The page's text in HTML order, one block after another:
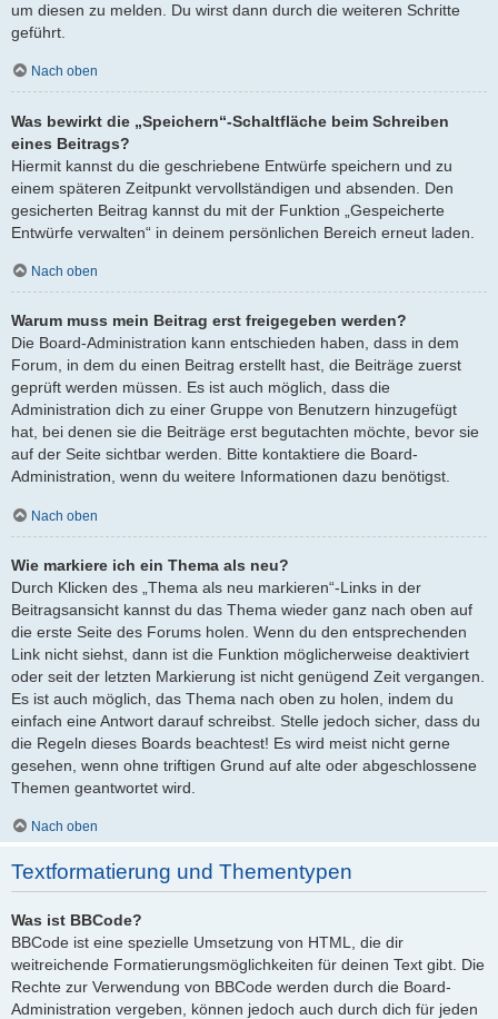
um diesen zu melden. Du wirst dann durch die weiteren Schritte
geführt.
Nach oben
Was bewirkt die „Speichern“-Schaltfläche beim Schreiben
eines Beitrags?
Hiermit kannst du die geschriebene Entwürfe speichern und zu
einem späteren Zeitpunkt vervollständigen und absenden. Den
gesicherten Beitrag kannst du mit der Funktion „Gespeicherte
Entwürfe verwalten“ in deinem persönlichen Bereich erneut laden.
Nach oben
Warum muss mein Beitrag erst freigegeben werden?
Die Board-Administration kann entschieden haben, dass in dem
Forum, in dem du einen Beitrag erstellt hast, die Beiträge zuerst
geprüft werden müssen. Es ist auch möglich, dass die
Administration dich zu einer Gruppe von Benutzern hinzugefügt
hat, bei denen sie die Beiträge erst begutachten möchte, bevor sie
auf der Seite sichtbar werden. Bitte kontaktiere die Board-
Administration, wenn du weitere Informationen dazu benötigst.
Nach oben
Wie markiere ich ein Thema als neu?
Durch Klicken des „Thema als neu markieren“-Links in der
Beitragsansicht kannst du das Thema wieder ganz nach oben auf
die erste Seite des Forums holen. Wenn du den entsprechenden
Link nicht siehst, dann ist die Funktion möglicherweise deaktiviert
oder seit der letzten Markierung ist nicht genügend Zeit vergangen.
Es ist auch möglich, das Thema nach oben zu holen, indem du
einfach eine Antwort darauf schreibst. Stelle jedoch sicher, dass du
die Regeln dieses Boards beachtest! Es wird meist nicht gerne
gesehen, wenn ohne triftigen Grund auf alte oder abgeschlossene
Themen geantwortet wird.
Nach oben
Textformatierung und Thementypen
Was ist BBCode?
BBCode ist eine spezielle Umsetzung von HTML, die dir
weitreichende Formatierungsmöglichkeiten für deinen Text gibt. Die
Rechte zur Verwendung von BBCode werden durch die Board-
Administration vergeben, können jedoch auch durch dich für jeden